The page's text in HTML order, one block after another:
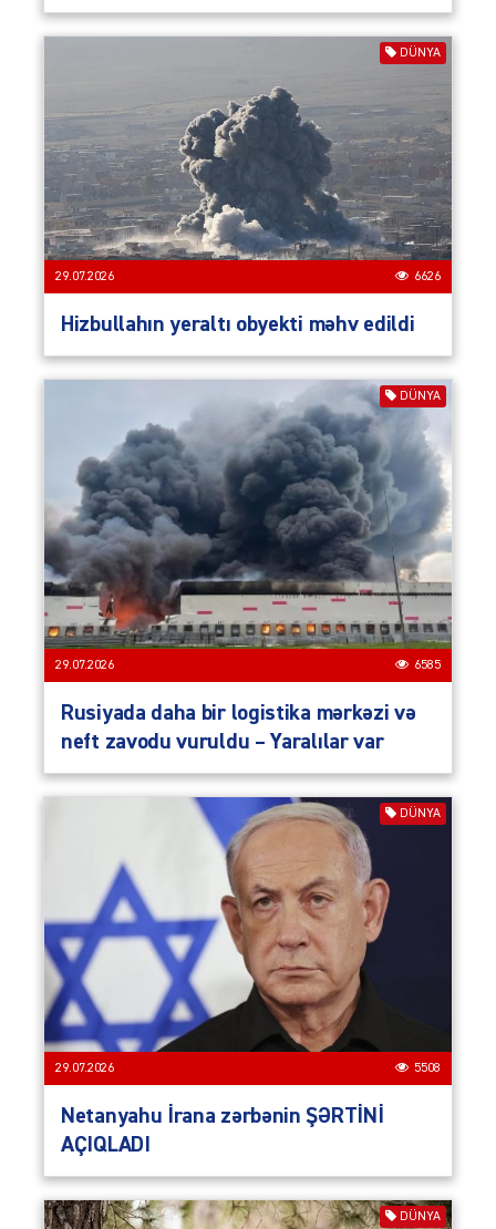
DÜNYA
29.07.2026 6626
Hizbullahın yeraltı obyekti məhv edildi
DÜNYA
29.07.2026 6585
Rusiyada daha bir logistika mərkəzi və
neft zavodu vuruldu – Yaralılar var
DÜNYA
29.07.2026 5508
Netanyahu İrana zərbənin ŞƏRTİNİ
AÇIQLADI
DÜNYA